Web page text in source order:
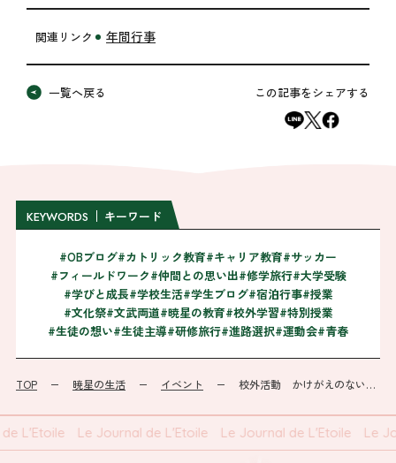
関連リンク 年間行事
一覧へ戻る この記事をシェアする
KEYWORDS キーワード
#OBブログ#カトリック教育#キャリア教育#サッカー
#フィールドワーク#仲間との思い出#修学旅行#大学受験
#学びと成長#学校生活#学生ブログ#宿泊行事#授業
#文化祭#文武両道#暁星の教育#校外学習#特別授業
#生徒の想い#生徒主導#研修旅行#進路選択#運動会#青春
TOP 暁星の生活 イベント 校外活動 かけがえのない経験（中2）
L'Etoile Le Journal de L'Etoile Le Journal de L'Etoile Le